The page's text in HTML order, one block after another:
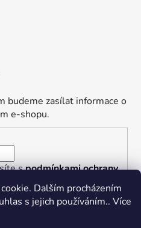
Dalším procházením
s jejich používáním.. Více
budeme zasílat informace o
e-shopu.
spodmínkami ochrany